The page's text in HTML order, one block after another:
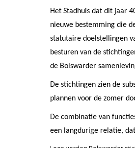
Het Stadhuis dat dit jaar
nieuwe bestemming die
statutaire doelstellingen
besturen van de
de Bolswarder
De stichtingen zien de
plannen voor de zomer
De combinatie van
een langdurige relatie,